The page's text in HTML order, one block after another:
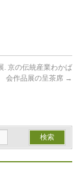
. 京の伝統産業わかば
会作品展の呈茶席 →